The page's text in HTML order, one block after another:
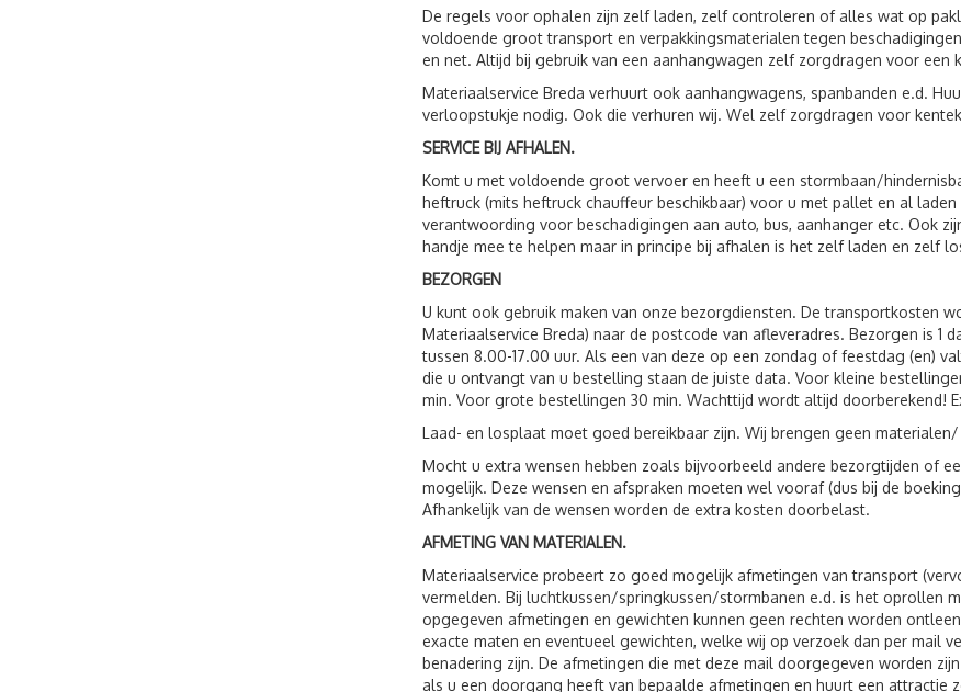
De regels voor ophalen zijn zelf laden, zelf controleren of alles wat op
voldoende groot transport en verpakkingsmaterialen tegen
en net. Altijd bij gebruik van een aanhangwagen zelf zorgdragen voor een
Materiaalservice Breda verhuurt ook aanhangwagens, spanbanden e.d.
verloopstukje nodig. Ook die verhuren wij. Wel zelf zorgdragen voor
SERVICE BIJ AFHALEN.
Komt u met voldoende groot vervoer en heeft u een stormbaan/
heftruck (mits heftruck chauffeur beschikbaar) voor u met pallet en al
verantwoording voor beschadigingen aan auto, bus, aanhanger etc. Ook
handje mee te helpen maar in principe bij afhalen is het zelf laden en zelf
BEZORGEN
U kunt ook gebruik maken van onze bezorgdiensten. De transportkosten
Materiaalservice Breda) naar de postcode van afleveradres. Bezorgen is 1
tussen 8.00-17.00 uur. Als een van deze op een zondag of feestdag (en)
die u ontvangt van u bestelling staan de juiste data. Voor kleine
min. Voor grote bestellingen 30 min. Wachttijd wordt altijd doorberekend!
Laad- en losplaat moet goed bereikbaar zijn. Wij brengen geen
Mocht u extra wensen hebben zoals bijvoorbeeld andere bezorgtijden of
mogelijk. Deze wensen en afspraken moeten wel vooraf (dus bij de
Afhankelijk van de wensen worden de extra kosten doorbelast.
AFMETING VAN MATERIALEN.
Materiaalservice probeert zo goed mogelijk afmetingen van transport
vermelden. Bij luchtkussen/springkussen/stormbanen e.d. is het oprollen
opgegeven afmetingen en gewichten kunnen geen rechten worden
exacte maten en eventueel gewichten, welke wij op verzoek dan per mail
benadering zijn. De afmetingen die met deze mail doorgegeven worden
als u een doorgang heeft van bepaalde afmetingen en huurt een attractie